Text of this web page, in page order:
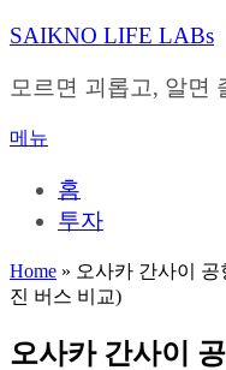
내
으
바
SAIKNO LIFE LABs
모르면 괴롭고, 알면
메뉴
홈
투자
Home » 오사카 간사이
진 버스 비교)
오사카 간사이